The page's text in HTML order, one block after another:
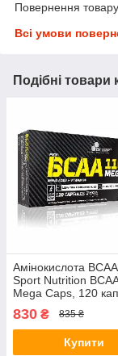
Повернення
Всі умови
Подібні товари
Амінокислота
Sport Nutrition
Mega Caps, 120
830 ₴ 835 ₴
Купити